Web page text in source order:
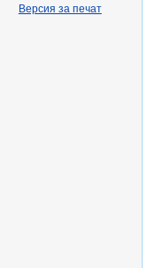
Версия за печат